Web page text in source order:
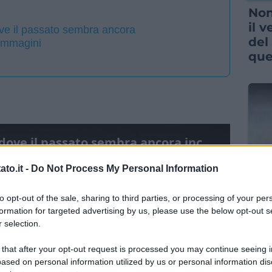
- Do Not Process My Personal Information
opt-out of the sale, sharing to third parties, or processing of your
for targeted advertising by us, please use the below opt-out
selection.
that after your opt-out request is processed you may continue seeing
on personal information utilized by us or personal information
il passato sembra ancora
Esiste un museo italiano dove il passato sembra ancora incredibilmente vivo
il
del
Un